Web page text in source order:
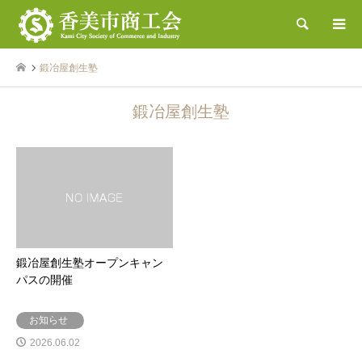
検索
鍛冶屋創生塾
鍛冶屋創生塾
鍛冶屋創生塾オープンキャン
パスの開催
お知らせ
2026.06.02